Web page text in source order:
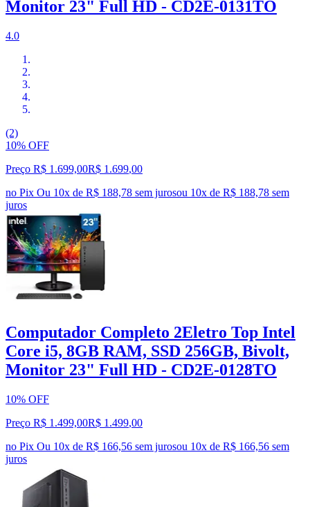
Monitor 23" Full HD - CD2E-0131TO
4.0
(2)
10% OFF
Preço R$ 1.699,00R$ 1.699,00
no Pix Ou 10x de R$ 188,78 sem jurosou 10x de R$ 188,78 sem
juros
Computador Completo 2Eletro Top Intel
Core i5, 8GB RAM, SSD 256GB, Bivolt,
Monitor 23" Full HD - CD2E-0128TO
10% OFF
Preço R$ 1.499,00R$ 1.499,00
no Pix Ou 10x de R$ 166,56 sem jurosou 10x de R$ 166,56 sem
juros